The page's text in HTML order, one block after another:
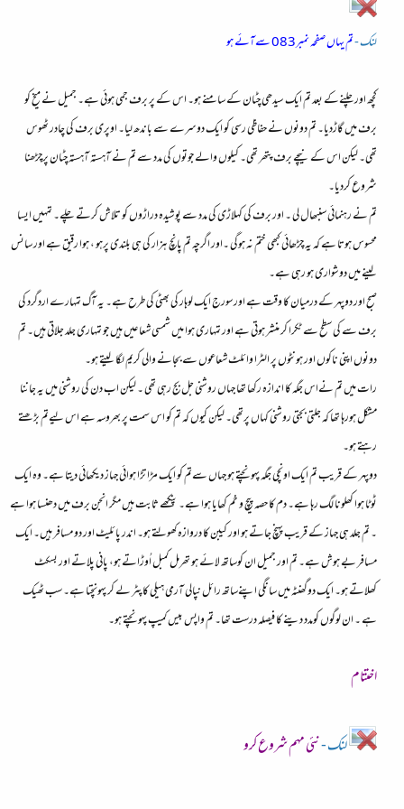
لنک -تم یہاں صفحہ نمبر083 سےآئے ہو
کچھ اور چلنےکے بعد تم ایک سیدھی چٹان کے سامنے ہو۔ اس کے پر برف جمی ہوئی ہے۔ جمیل نے میخ کو
برف میں گاڑدیا۔ تم دونوں نے حفاظی رسی کو ایک دوسرے سے باندھ لیا۔ اوپری برف کی چادر ٹھوس
تھی۔ لیکن اس کے نیچے برف پتھر تھی۔ کیلوں والے جوتوں کی مدد سے تم نے آہستہ آہستہ چٹان پرچڑھنا
شروع کردیا۔
تم نے رہنمائی سنبھال لی ۔ اور برف کی کہلاڑی کی مدد سے پوشیدہ دراڑوں کو تلاش کرتے چلے۔ تمہیں ایسا
محسوس ہوتا ہے کہ یہ چڑھائی کبھی ختم نہ ہوگی ۔اور اگرچہ تم پانچ ہزار کی ہی بلندی پرہو ، ہوا رقیق ہے اور سانس
لینے میں دوشواری ہو رہی ہے۔
صبح اور دوپہر کے درمیان کا وقت ہے اورسورج ایک لوہار کی بھٹی کی طرح ہے۔ یہ آگ تمہارے اردگرد کی
برف سے کی سطح سے ٹکرا کر منشر ہوتی ہے اور تمہاری ہوا میں شمسی شعاعیں ہیں جو تمہاری جلد جلاتی ہیں۔ تم
دونوں اپنی ناکوں اور ہونٹوں پر الٹرا وائلٹ شعاعوں سے بجانے والی کریم لگا لیتے ہو۔
رات میں تم نےاس جگہ کا اندازہ رکھا تھا جہاں روشنی جل بج رہی تھی ۔ لیکن اب دن کی روشنی میں یہ جاننا
مشکل ہورہا تھا کہ جلتی بجتی روشنی کہاں پرتھی۔ لیکن کیوں کہ تم کو اس سمت پر بھروسہ ہے اس لیےتم بڑھتے
رہتے ہو۔
دوپہر کے قریب تم ایک اونچی جگہ پہونچتے ہو جہاں سےتم کو ایک مڑا تڑا ہوائی جہاز دیکھائی دیتا ہے۔ وہ ایک
ٹوٹا ہوا کھلونا لگ رہا ہے۔ دم کا حصہ پیچ و خم کھایا ہوا ہے۔ پنکھے ثابت ہیں مگر انجن برف میں دھنسا ہوا ہے
۔ تم جلد ہی جہاز کے قریب پہنچ جاتے ہو اور کیبن کا دروازہ کھولتے ہو۔ اندر پائلیٹ اور دو مسافر ہیں۔ ایک
مسافر بے ہوش ہے۔ تم اور جمیل ان کوساتھ لائے ہو تھرمل کمبل اُوڑاتے ہو، پانی پلاتے اور بسکٹ
کھلاتے ہو۔ ایک دوگھنٹہ میں سانگی اپنےساتھ رائل نپالی آرمی ہیلی کاپٹر لے کر پہونچتا ہے۔ سب ٹھیک
ہے ۔ ان لوگوں کومدد دینے کا فیصلہ درست تھا۔ تم واپس بیس کمیپ پہونچتے ہو۔
اختتام
لنک -نئی مہم شروع کرو